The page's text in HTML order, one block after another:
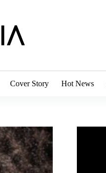
Cover Story Hot News